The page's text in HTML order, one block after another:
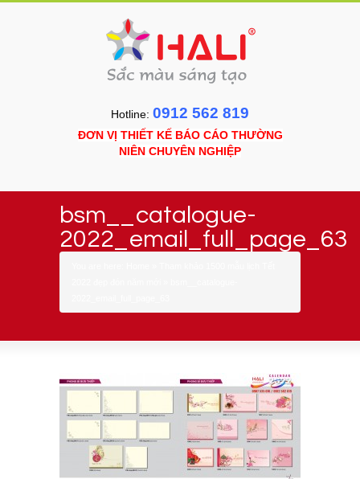
Hotline: 0912 562 819
ĐƠN VỊ THIẾT KẾ BÁO CÁO THƯỜNG
NIÊN CHUYÊN NGHIỆP
bsm__catalogue-
2022_email_full_page_63